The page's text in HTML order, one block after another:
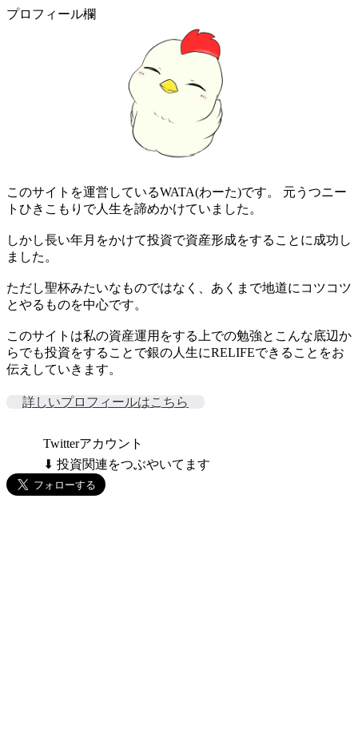
プロフィール欄
このサイトを運営しているWATA(わーた)です。 元うつニー
トひきこもりで人生を諦めかけていました。
しかし長い年月をかけて投資で資産形成をすることに成功し
ました。
ただし聖杯みたいなものではなく、あくまで地道にコツコツ
とやるものを中心です。
このサイトは私の資産運用をする上での勉強とこんな底辺か
らでも投資をすることで銀の人生にRELIFEできることをお
伝えしていきます。
詳しいプロフィールはこちら
Twitterアカウント
⬇ 投資関連をつぶやいてます